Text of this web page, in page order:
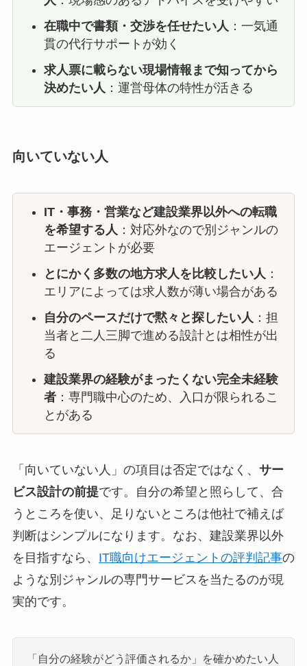
在職中で書類・交渉を任せたい人 ：一気通
貫の代行サポートが効く
求人票に載らない現場情報まで知ってから
決めたい人 ：運営母体の特性が活きる
向いていない人
IT・事務・営業など建設業界以外への転職
を希望する人 ：対応外なので別ジャンルの
エージェントが必要
とにかく多数の地方求人を比較したい人 ：
エリアによっては求人数が薄い場合がある
自分のペースだけで黙々と探したい人 ：担
当者と二人三脚で進める設計とは相性が出
る
建設業界の経験がまったくない完全未経験
者：専門職中心のため、入口が限られるこ
とがある
「向いていない人」の項目は否定ではなく、 サー
ビス設計の前提です。自分の希望と照らして、合
うところを使い、足りないところは他社で補えば
判断はシンプルになります。なお、建設業界以外
を目指すなら、 IT職向けエージェントの評判記事の
ような別ジャンルの専門サービスを当たるのが現
実的です。
「自分の経験がどう評価されるか」を確かめたい人